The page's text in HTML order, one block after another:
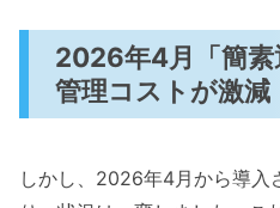
2026年4月「簡素
管理コストが激減
しかし、2026年4月から導入